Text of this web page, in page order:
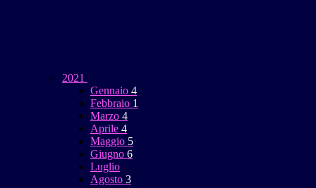
2021
Gennaio 4
Febbraio 1
Marzo 4
Aprile 4
Maggio 5
Giugno 6
Luglio
Agosto 3